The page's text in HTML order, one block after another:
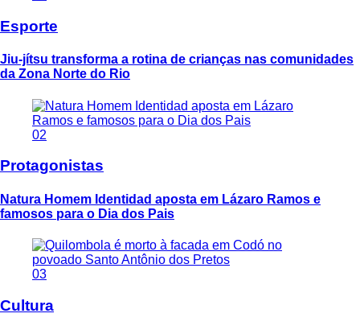
Esporte
Jiu-jítsu transforma a rotina de crianças nas comunidades
da Zona Norte do Rio
02
Protagonistas
Natura Homem Identidad aposta em Lázaro Ramos e
famosos para o Dia dos Pais
03
Cultura